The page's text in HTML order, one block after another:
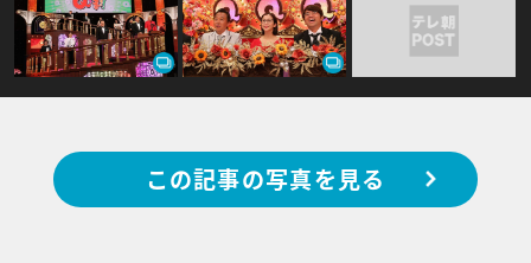
この記事の写真を見る